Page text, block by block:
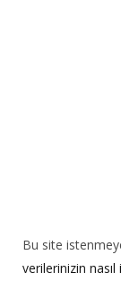
Bu site
verilerinizin